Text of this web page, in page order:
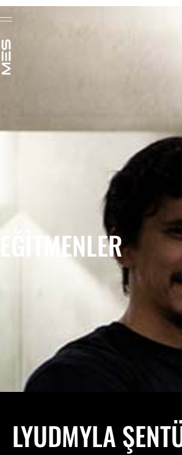
EĞITMENLER
LYUDMYLA